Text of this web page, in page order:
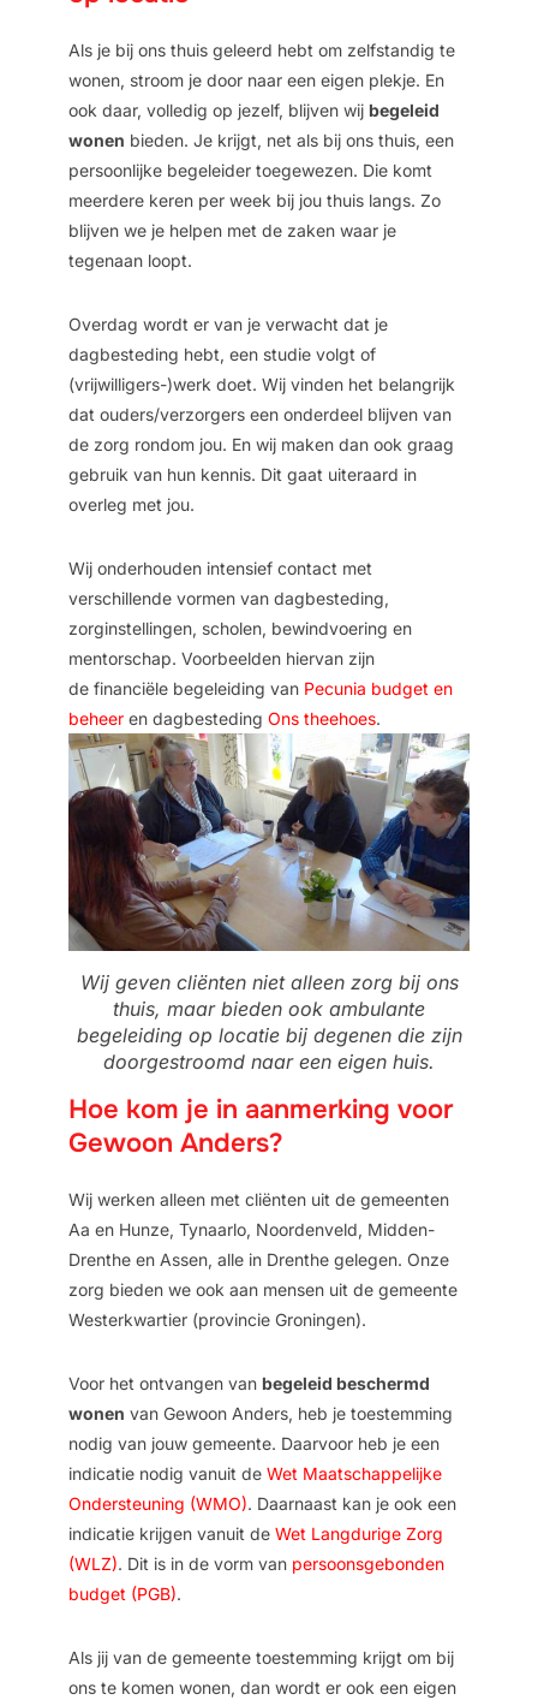
Als je bij ons thuis geleerd hebt om zelfstandig te
wonen, stroom je door naar een eigen plekje. En
ook daar, volledig op jezelf, blijven wij begeleid
wonen bieden. Je krijgt, net als bij ons thuis, een
persoonlijke begeleider toegewezen. Die komt
meerdere keren per week bij jou thuis langs. Zo
blijven we je helpen met de zaken waar je
tegenaan loopt.
Overdag wordt er van je verwacht dat je
dagbesteding hebt, een studie volgt of
(vrijwilligers-)werk doet. Wij vinden het belangrijk
dat ouders/verzorgers een onderdeel blijven van
de zorg rondom jou. En wij maken dan ook graag
gebruik van hun kennis. Dit gaat uiteraard in
overleg met jou.
Wij onderhouden intensief contact met
verschillende vormen van dagbesteding,
zorginstellingen, scholen, bewindvoering en
mentorschap. Voorbeelden hiervan zijn
de financiële begeleiding van Pecunia budget en
beheerendagbesteding Ons theehoes.
Wij geven cliënten niet alleen zorg bij ons
thuis, maar bieden ook ambulante
begeleiding op locatie bij degenen die zijn
doorgestroomd naar een eigen huis.
Hoe kom je in aanmerking voor
Gewoon Anders?
Wij werken alleen met cliënten uit de gemeenten
Aa en Hunze, Tynaarlo, Noordenveld, Midden-
Drenthe en Assen, alle in Drenthe gelegen. Onze
zorg bieden we ook aan mensen uit de gemeente
Westerkwartier (provincie Groningen).
Voor het ontvangen van begeleid beschermd
wonen van Gewoon Anders, heb je toestemming
nodig van jouw gemeente. Daarvoor heb je een
indicatie nodig vanuit de Wet Maatschappelijke
Ondersteuning (WMO). Daarnaast kan je ook een
indicatie krijgen vanuit de Wet Langdurige Zorg
(WLZ). Dit is in de vorm van persoonsgebonden
budget (PGB).
Als jij van de gemeente toestemming krijgt om bij
ons te komen wonen, dan wordt er ook een eigen